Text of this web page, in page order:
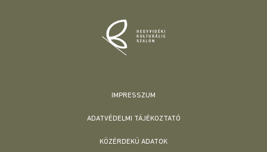
IMPRESSZUM
ADATVÉDELMI TÁJÉKOZTATÓ
KÖZÉRDEKŰ ADATOK